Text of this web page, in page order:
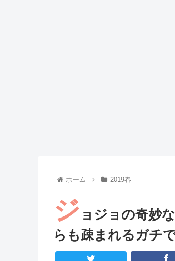
ホーム 2019春
ジ ョジョの奇妙
らも疎まれるガチ